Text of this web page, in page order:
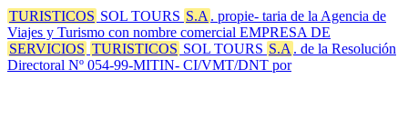
TURISTICOS SOL TOURS S.A . propie- taria de la Agencia de
Viajes y Turismo con nombre comercial EMPRESA DE
SERVICIOS TURISTICOS SOL TOURS S.A . de la Resolución
Directoral Nº 054-99-MITIN- CI/VMT/DNT por